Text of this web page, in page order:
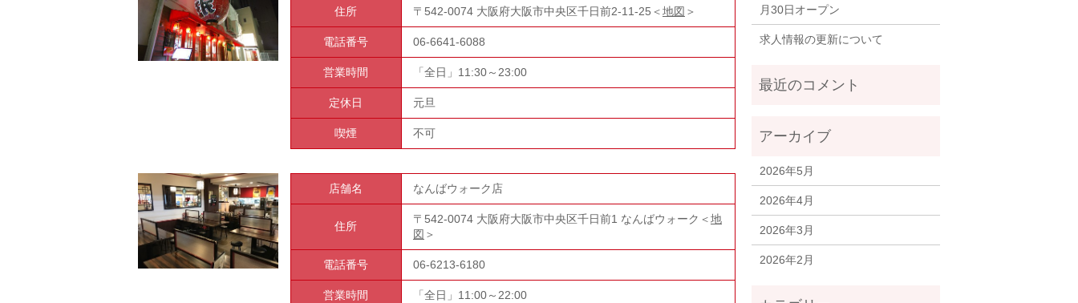
住所 〒542-0074 大阪府大阪市中央区千日前2-11-25＜地図 ＞
電話番号 06-6641-6088
営業時間 「全日」11:30～23:00
定休日 元旦
喫煙 不可
店舗名 なんばウォーク店
住所
〒542-0074 大阪府大阪市中央区千日前1 なんばウォーク＜地
図 ＞
電話番号 06-6213-6180
営業時間 「全日」11:00～22:00
月30日オープン
求人情報の更新について
2026年5月
2026年4月
2026年3月
2026年2月